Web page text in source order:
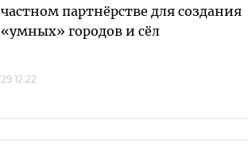
частном партнёрстве для создания
«умных» городов и сёл
29.12.22